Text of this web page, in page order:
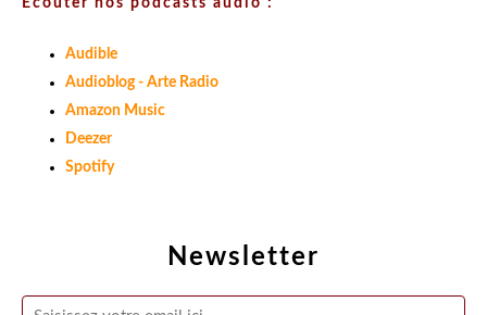
Newsletter
Ecouter nos podcasts audio :
Audible
Audioblog - Arte Radio
Amazon Music
Deezer
Spotify